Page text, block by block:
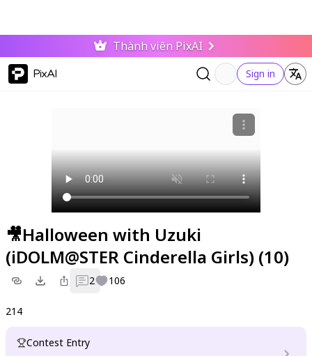
Thành viên PixAI
PixAI Sign in
🎥Halloween with Uzuki
(iDOLM@STER Cinderella Girls) (10)
2 106
214
Contest Entry